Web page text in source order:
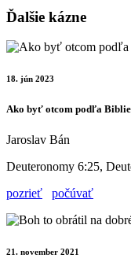
Ďalšie kázne
18. jún 2023
Ako byť otcom podľa
Jaroslav Bán
Deuteronomy 6:25,
pozrieť
počúvať
21. november 2021